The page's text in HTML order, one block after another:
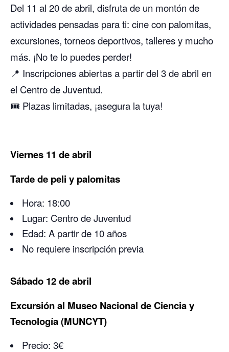
Del 11 al 20 de abril, disfruta de un montón de
actividades pensadas para ti: cine con palomitas,
excursiones, torneos deportivos, talleres y mucho
más. ¡No te lo puedes perder!
📍 Inscripciones abiertas a partir del 3 de abril en
el Centro de Juventud.
🎟️ Plazas limitadas, ¡asegura la tuya!
Viernes 11 de abril
Tarde de peli y palomitas
Hora: 18:00
Lugar: Centro de Juventud
Edad: A partir de 10 años
No requiere inscripción previa
Sábado 12 de abril
Excursión al Museo Nacional de Ciencia y
Tecnología (MUNCYT)
Precio: 3€